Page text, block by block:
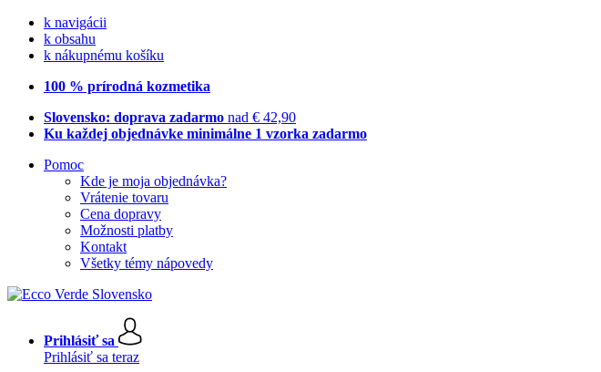
k navigácii
k obsahu
k nákupnému košíku
100 % prírodná kozmetika
Slovensko: doprava zadarmo nad € 42,90
Ku každej objednávke minimálne 1 vzorka zadarmo
Pomoc
Kde je moja objednávka?
Vrátenie tovaru
Cena dopravy
Možnosti platby
Kontakt
Všetky témy nápovedy
Prihlásiť sa
Prihlásiť sa teraz